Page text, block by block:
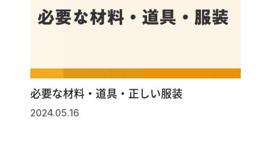
必要な材料・道具・正しい服装
2024.05.16